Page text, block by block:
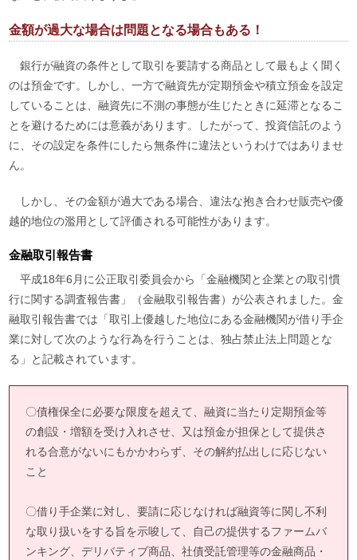
金額が過大な場合は問題となる場合もある！
銀行が融資の条件として取引を要請する商品として最もよく聞く
のは預金です。しかし、一方で融資先が定期預金や積立預金を設定
していることは、融資先に不測の事態が生じたときに延滞となるこ
とを避けるためには意義があります。したがって、投資信託のよう
に、その設定を条件にしたら無条件に違法というわけではありませ
ん。
しかし、その金額が過大である場合、違法な抱き合わせ販売や優
越的地位の濫用として評価される可能性があります。
金融取引報告書
平成18年6月に公正取引委員会から「金融機関と企業との取引慣
行に関する調査報告書」（金融取引報告書）が公表されました。金
融取引報告書では「取引上優越した地位にある金融機関が借り手企
業に対して次のような行為を行うことは、独占禁止法上問題とな
る」と記載されています。
〇債権保全に必要な限度を超えて、融資に当たり定期預金等
の創設・増額を受け入れさせ、又は預金が担保として提供さ
れる合意がないにもかかわらず、その解約払出しに応じない
こと
〇借り手企業に対し、要請に応じなければ融資等に関し不利
な取り扱いをする旨を示唆して、自己の提供するファームバ
ンキング、デリバティブ商品、社債受託管理等の金融商品・